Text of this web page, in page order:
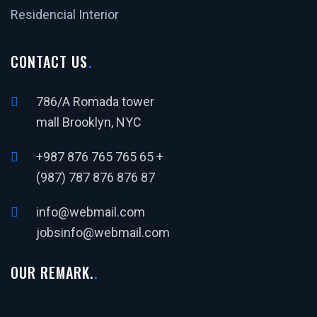
Residencial Interior
CONTACT US
786/A Romada tower
mall Brooklyn, NYC
+987 876 765 765 65 +
(987) 787 876 876 87
info@webmail.com
jobsinfo@webmail.com
OUR REMARK.